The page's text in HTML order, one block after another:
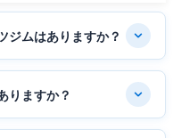
ジムはありますか？
りますか？